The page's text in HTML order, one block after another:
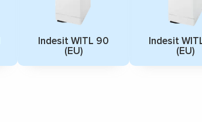
Indesit WITL 90
(EU)
Indesit
(EU)